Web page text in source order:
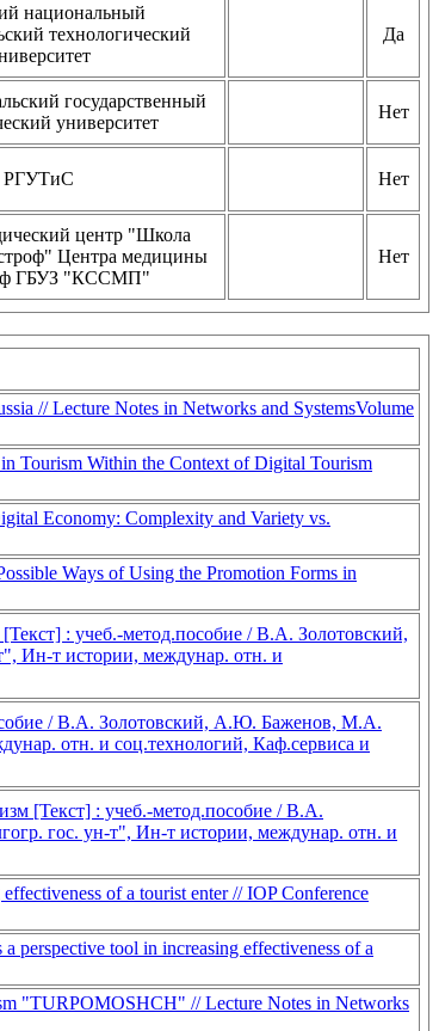
национальный
технологический
Да
государственный
университет
Нет
РГУТиС Нет
центр "Школа
Центра медицины
ГБУЗ "КССМП"
Нет
// Lecture Notes in Networks and SystemsVolume
Tourism Within the Context of Digital Tourism
Economy: Complexity and Variety vs.
Ways of Using the Promotion Forms in
: учеб.-метод.пособие / В.А. Золотовский,
Ин-т истории, междунар. отн. и
/ В.А. Золотовский, А.Ю. Баженов, М.А.
отн. и соц.технологий, Каф.сервиса и
[Текст] : учеб.-метод.пособие / В.А.
гос. ун-т", Ин-т истории, междунар. отн. и
of a tourist enter // IOP Conference
perspective tool in increasing effectiveness of a
"TURPOMOSHCH" // Lecture Notes in Networks